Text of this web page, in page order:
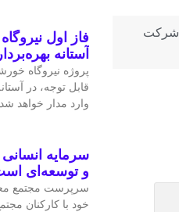
شرکت
فاز اول
آستانه
پروژه نیروگاه
قابل‌ توجه، در
وارد مدار خواهد
سرمایه
و توسعه‌ای
سرپرست مجتمع
خود با کارکنان